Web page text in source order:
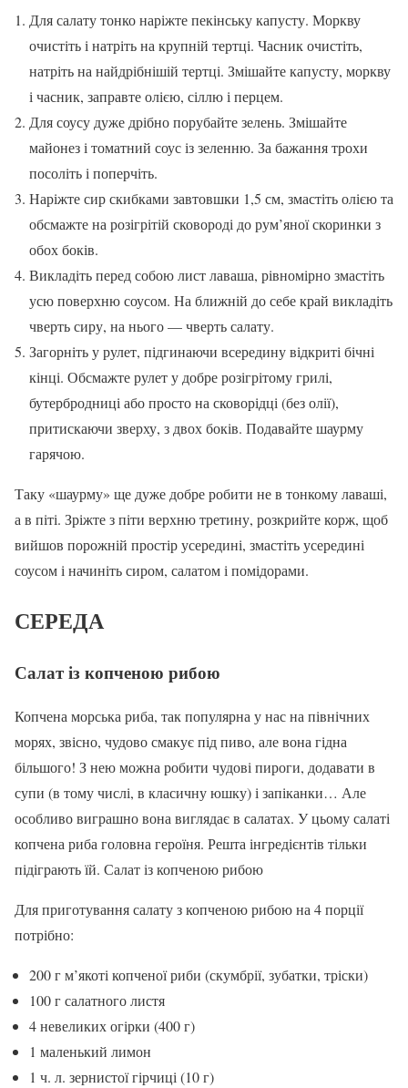
Для салату тонко наріжте пекінську капусту. Моркву
очистіть і натріть на крупній тертці. Часник очистіть,
натріть на найдрібнішій тертці. Змішайте капусту, моркву
і часник, заправте олією, сіллю і перцем.
Для соусу дуже дрібно порубайте зелень. Змішайте
майонез і томатний соус із зеленню. За бажання трохи
посоліть і поперчіть.
Наріжте сир скибками завтовшки 1,5 см, змастіть олією та
обсмажте на розігрітій сковороді до рум’яної скоринки з
обох боків.
Викладіть перед собою лист лаваша, рівномірно змастіть
усю поверхню соусом. На ближній до себе край викладіть
чверть сиру, на нього — чверть салату.
Загорніть у рулет, підгинаючи всередину відкриті бічні
кінці. Обсмажте рулет у добре розігрітому грилі,
бутербродниці або просто на сковорідці (без олії),
притискаючи зверху, з двох боків. Подавайте шаурму
гарячою.
Таку «шаурму» ще дуже добре робити не в тонкому лаваші,
а в піті. Зріжте з піти верхню третину, розкрийте корж, щоб
вийшов порожній простір усередині, змастіть усередині
соусом і начиніть сиром, салатом і помідорами.
СЕРЕДА
Салат із копченою рибою
Копчена морська риба, так популярна у нас на північних
морях, звісно, чудово смакує під пиво, але вона гідна
більшого! З нею можна робити чудові пироги, додавати в
супи (в тому числі, в класичну юшку) і запіканки… Але
особливо виграшно вона виглядає в салатах. У цьому салаті
копчена риба головна героїня. Решта інгредієнтів тільки
підіграють їй. Салат із копченою рибою
Для приготування салату з копченою рибою на 4 порції
потрібно:
200 г м’якоті копченої риби (скумбрії, зубатки, тріски)
100 г салатного листя
4 невеликих огірки (400 г)
1 маленький лимон
1 ч. л. зернистої гірчиці (10 г)